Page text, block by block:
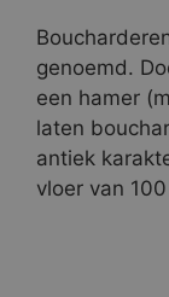
genoemd.
een hamer
laten
antiek
vloer van